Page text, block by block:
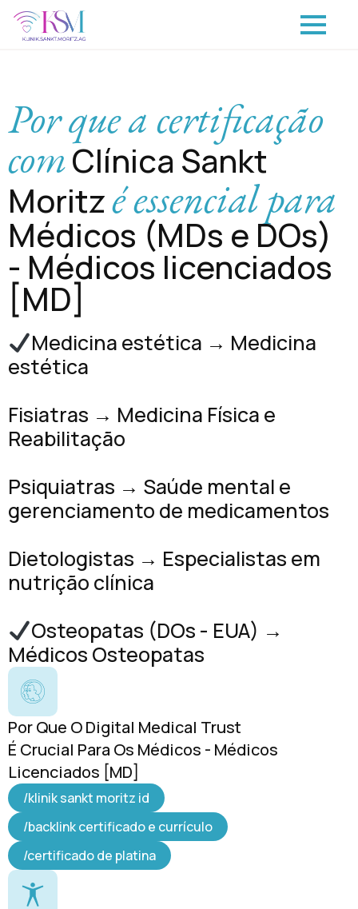
Por que a certificação
comClínica Sankt
Moritzé essencial para
Médicos (MDs e DOs)
- Médicos licenciados
[MD]
Medicina estética → Medicina
estética
Fisiatras → Medicina Física e
Reabilitação
Psiquiatras → Saúde mental e
gerenciamento de medicamentos
Dietologistas → Especialistas em
nutrição clínica
Osteopatas (DOs - EUA) →
Médicos Osteopatas
Por Que O Digital Medical Trust
É Crucial Para Os Médicos - Médicos
Licenciados [MD]
/klinik sankt moritz id
/backlink certificado e currículo
/certificado de platina